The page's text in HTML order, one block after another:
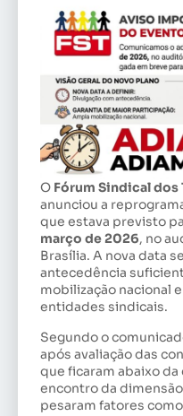
O Fórum Sindical dos
anunciou a
que estava previsto
março de 2026, no
Brasília. A nova data
antecedência
mobilização nacional
entidades sindicais.
Segundo o
após avaliação das
que ficaram abaixo
encontro da
pesaram fatores